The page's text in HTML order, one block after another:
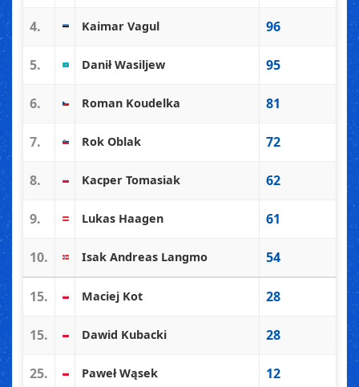
4. Kaimar Vagul 96
5. Danił Wasiljew 95
6. Roman Koudelka 81
7. Rok Oblak 72
8. Kacper Tomasiak 62
9. Lukas Haagen 61
10. Isak Andreas Langmo 54
15. Maciej Kot 28
15. Dawid Kubacki 28
25. Paweł Wąsek 12